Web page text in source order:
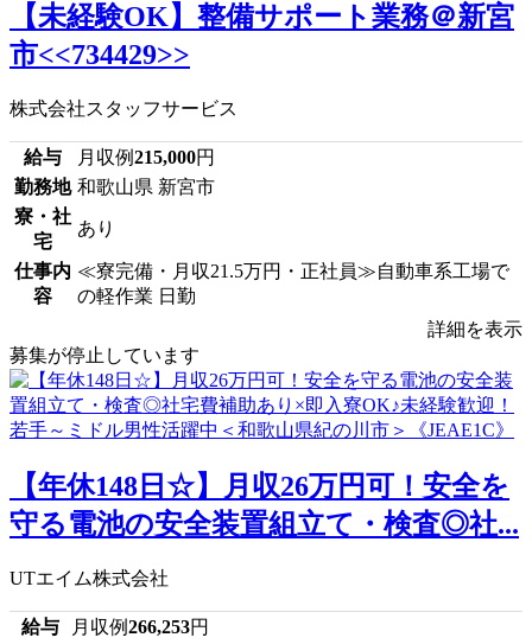
【未経験OK】整備サポート業務＠新宮
市<<734429>>
株式会社スタッフサービス
給与 月収例215,000円
勤務地 和歌山県 新宮市
寮・社
宅
あり
仕事内
容
≪寮完備・月収21.5万円・正社員≫自動車系工場で
の軽作業 日勤
詳細を表示
募集が停止しています
【年休148日☆】月収26万円可！安全を
守る電池の安全装置組立て・検査◎社...
UTエイム株式会社
給与 月収例266,253円